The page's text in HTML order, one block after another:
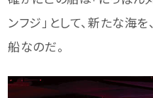
ンフジ」として、新たな海
船なのだ。